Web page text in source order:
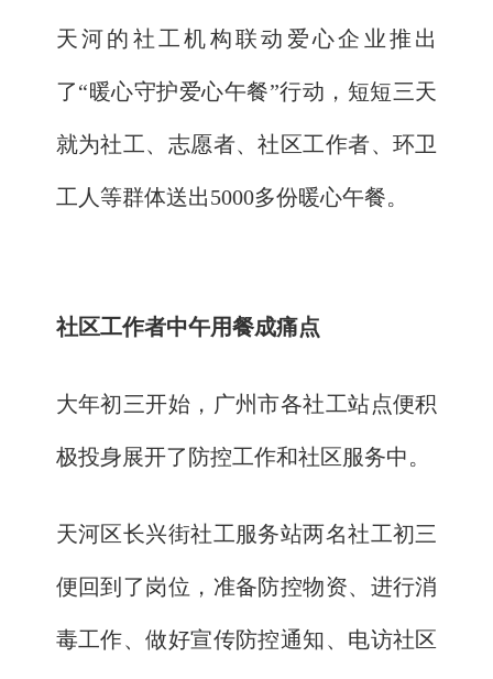
天河的社工机构联动爱心企业推出
了“暖心守护爱心午餐”行动，短短三天
就为社工、志愿者、社区工作者、环卫
工人等群体送出5000多份暖心午餐。
社区工作者中午用餐成痛点
大年初三开始，广州市各社工站点便积
极投身展开了防控工作和社区服务中。
天河区长兴街社工服务站两名社工初三
便回到了岗位，准备防控物资、进行消
毒工作、做好宣传防控通知、电访社区